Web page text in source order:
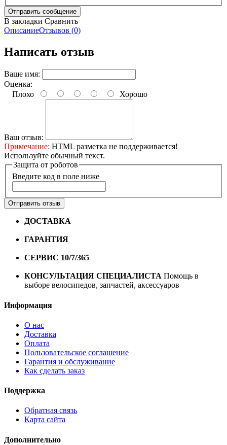
В закладки Сравнить
ОписаниеОтзывов (0)
Написать отзыв
Ваше имя:
Оценка:
Плохо
Хорошо
Ваш отзыв:
Примечание: HTML разметка не поддерживается!
Используйте обычный текст.
Защита от роботов
Введите код в поле ниже
Отправить отзыв
ДОСТАВКА
ГАРАНТИЯ
СЕРВИС 10/7/365
КОНСУЛЬТАЦИЯ СПЕЦИАЛИСТА Помощь в
выборе велосипедов, запчастей, аксессуаров
Информация
О нас
Доставка
Оплата
Пользовательское соглашение
Гарантия и обслуживание
Как сделать заказ
Поддержка
Обратная связь
Карта сайта
Дополнительно